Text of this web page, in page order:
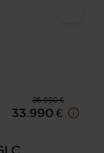
36.990 €
33.990 €